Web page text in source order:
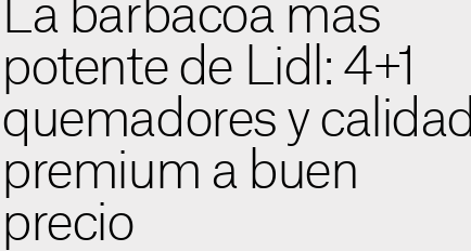
La barbacoa más
potente de Lidl: 4+1
quemadores y calidad
premium a buen
precio